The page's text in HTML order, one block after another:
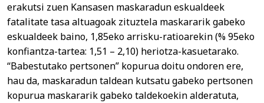
erakutsi zuen Kansasen maskaradun eskualdeek
fatalitate tasa altuagoak zituztela maskararik gabeko
eskualdeek baino, 1,85eko arrisku-ratioarekin (% 95eko
konfiantza-tartea: 1,51 – 2,10) heriotza-kasuetarako.
“Babestutako pertsonen” kopurua doitu ondoren ere,
hau da, maskaradun taldean kutsatu gabeko pertsonen
kopurua maskararik gabeko taldekoekin alderatuta,